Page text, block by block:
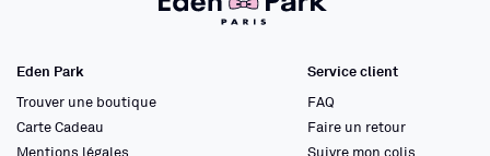
Eden Park
Trouver une boutique
Carte Cadeau
Mentions légales
Service client
FAQ
Faire un retour
Suivre mon colis